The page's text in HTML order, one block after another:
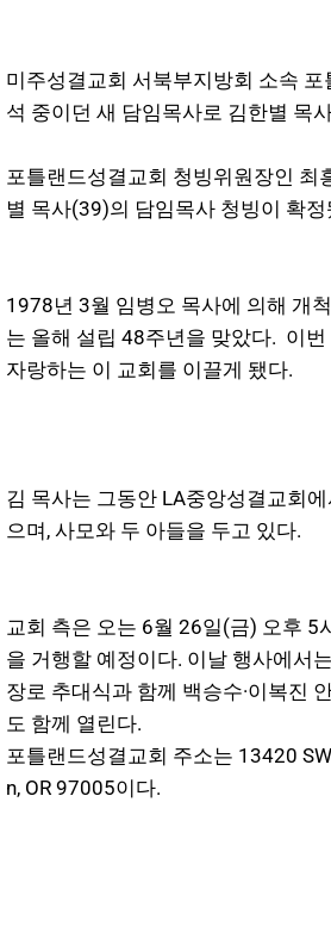
미주성결교회 서북부지방회 소속
석 중이던 새 담임목사로 김한별 목
포틀랜드성결교회 청빙위원장인 최
별 목사(39)의 담임목사 청빙이 확정
1978년 3월 임병오 목사에 의해 개
는 올해 설립 48주년을 맞았다. 이
자랑하는 이 교회를 이끌게 됐다.
김 목사는 그동안 LA중앙성결교회
으며, 사모와 두 아들을 두고 있다.
교회 측은 오는 6월 26일(금) 오후 5
을 거행할 예정이다. 이날 행사에서
장로 추대식과 함께 백승수·이복진
도 함께 열린다.
포틀랜드성결교회 주소는 13420
n, OR 97005이다.